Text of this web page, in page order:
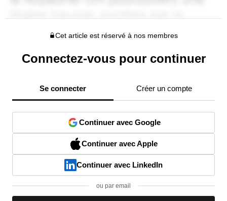
Cet article est réservé à nos membres
Connectez-vous pour continuer
Se connecter Créer un compte
Continuer avec Google
Continuer avec Apple
Continuer avec LinkedIn
ou par email